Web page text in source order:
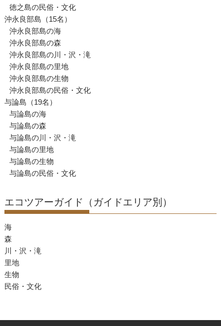
徳之島の民俗・文化
沖永良部島（15名）
沖永良部島の海
沖永良部島の森
沖永良部島の川・沢・滝
沖永良部島の里地
沖永良部島の生物
沖永良部島の民俗・文化
与論島（19名）
与論島の海
与論島の森
与論島の川・沢・滝
与論島の里地
与論島の生物
与論島の民俗・文化
エコツアーガイド（ガイドエリア別）
海
森
川・沢・滝
里地
生物
民俗・文化